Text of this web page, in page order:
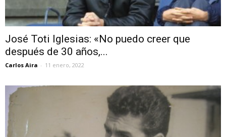
José Toti Iglesias: «No puedo creer que
después de 30 años,...
Carlos Aira - 11 enero, 2022